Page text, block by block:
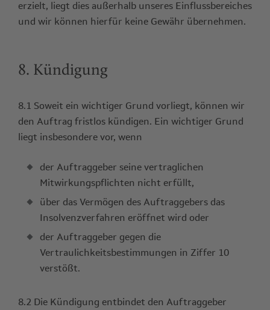
erzielt, liegt dies außerhalb unseres Einflussbereiches
und wir können hierfür keine Gewähr übernehmen.
8. Kündigung
8.1 Soweit ein wichtiger Grund vorliegt, können wir
den Auftrag fristlos kündigen. Ein wichtiger Grund
liegt insbesondere vor, wenn
der Auftraggeber seine vertraglichen
Mitwirkungspflichten nicht erfüllt,
über das Vermögen des Auftraggebers das
Insolvenzverfahren eröffnet wird oder
der Auftraggeber gegen die
Vertraulichkeitsbestimmungen in Ziffer 10
verstößt.
8.2 Die Kündigung entbindet den Auftraggeber